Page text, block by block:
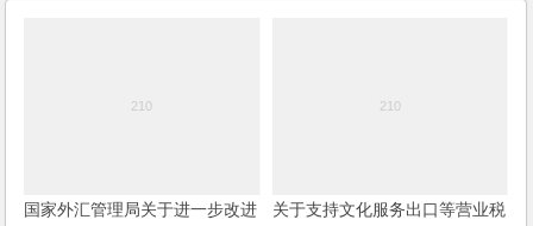
国家外汇管理局关于进一步改进
关于支持文化服务出口等营业税